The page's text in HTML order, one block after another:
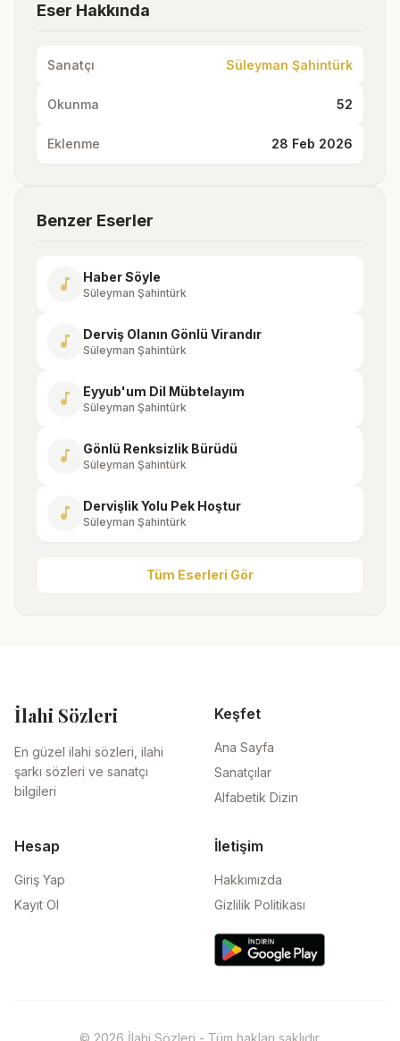
Eser Hakkında
Sanatçı Süleyman Şahintürk
Okunma 52
Eklenme 28 Feb 2026
Benzer Eserler
music_note Haber Söyle
Süleyman Şahintürk
music_note Derviş Olanın Gönlü Virandır
Süleyman Şahintürk
music_note Eyyub'um Dil Mübtelayım
Süleyman Şahintürk
music_note Gönlü Renksizlik Bürüdü
Süleyman Şahintürk
music_note Dervişlik Yolu Pek Hoştur
Süleyman Şahintürk
Tüm Eserleri Gör
İlahi Sözleri
En güzel ilahi sözleri, ilahi
şarkı sözleri ve sanatçı
bilgileri
Keşfet
Ana Sayfa
Sanatçılar
Alfabetik Dizin
Hesap
Giriş Yap
Kayıt Ol
İletişim
Hakkımızda
Gizlilik Politikası
© 2026 İlahi Sözleri - Tüm hakları saklıdır.